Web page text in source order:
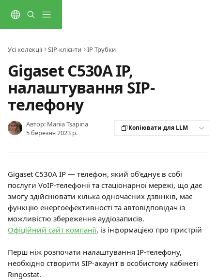
Усі колекції SIP-клієнти IP Трубки
Gigaset C530A IP,
налаштування SIP-
телефону
Автор: Mariia Tsapina
5 березня 2023 р.
Копіювати для LLM
Gigaset C530A IP — телефон, який об'єднує в собі
послуги VoIP-телефонії та стаціонарної мережі, що дає
змогу здійснювати кілька одночасних дзвінків, має
функцію енергоефективності та автовідповідач із
можливістю збереження аудіозаписів.
Офіційний сайт компанії, із інформацією про пристрій
Перш ніж розпочати налаштування IP-телефону,
необхідно створити SIP-акаунт в особистому кабінеті
Ringostat.